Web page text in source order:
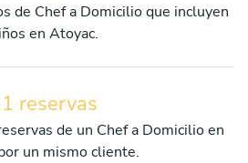
de Chef a Domicilio que incluyen
en Atoyac.
reservas
de un Chef a Domicilio en
un mismo cliente.